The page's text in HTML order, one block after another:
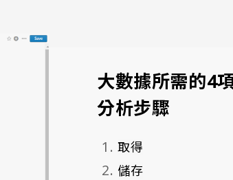
大數據所需的4
分析步驟
取得
儲存